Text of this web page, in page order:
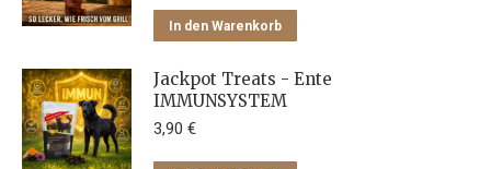
können
In den Warenkorb
Jackpot Treats - Ente
IMMUNSYSTEM
3,90 €